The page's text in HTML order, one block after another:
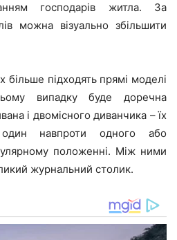
господарів житла. За
можна візуально збільшити
більше підходять прямі моделі
випадку буде доречна
і двомісного диванчика – їх
навпроти одного або
положенні. Між ними
журнальний столик.